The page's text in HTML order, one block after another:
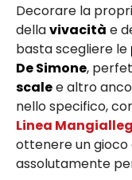
Decorare la
dellavivacità e
basta scegliere le
De Simone,
scalee altro
nello specifico,
Linea
ottenere un gioco
assolutamente